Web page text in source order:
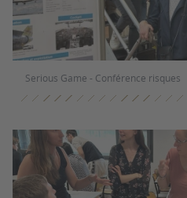
Serious Game - Conférence risques